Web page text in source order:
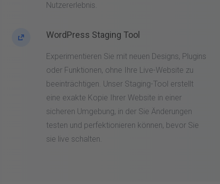
Nutzererlebnis.
WordPress Staging Tool
Experimentieren Sie mit neuen Designs, Plugins
oder Funktionen, ohne Ihre Live-Website zu
beeinträchtigen. Unser Staging-Tool erstellt
eine exakte Kopie Ihrer Website in einer
sicheren Umgebung, in der Sie Änderungen
testen und perfektionieren können, bevor Sie
sie live schalten.